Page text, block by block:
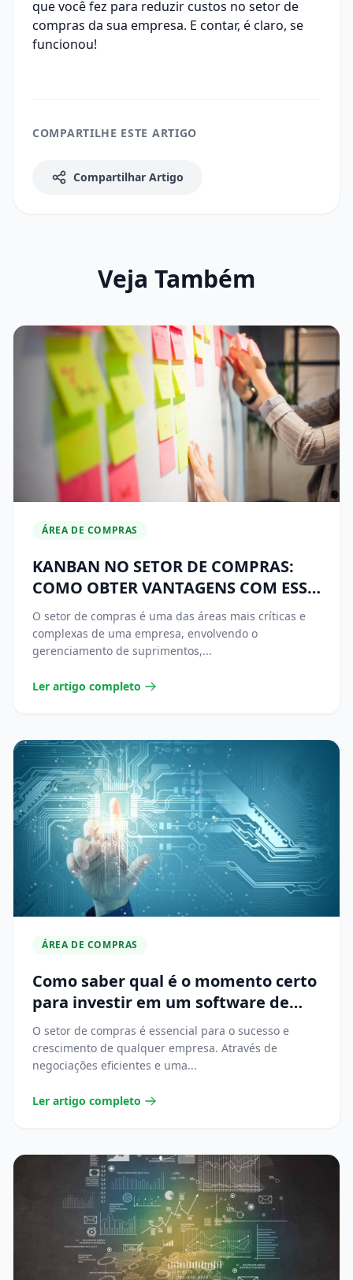
que você fez para reduzir custos no setor de
compras da sua empresa. E contar, é claro, se
funcionou!
COMPARTILHE ESTE ARTIGO
Compartilhar Artigo
Veja Também
ÁREA DE COMPRAS
KANBAN NO SETOR DE COMPRAS:
COMO OBTER VANTAGENS COM ESSA
TÉCNICA
O setor de compras é uma das áreas mais críticas e
complexas de uma empresa, envolvendo o
gerenciamento de suprimentos,...
Ler artigo completo
ÁREA DE COMPRAS
Como saber qual é o momento certo
para investir em um software de
compras?
O setor de compras é essencial para o sucesso e
crescimento de qualquer empresa. Através de
negociações eficientes e uma...
Ler artigo completo